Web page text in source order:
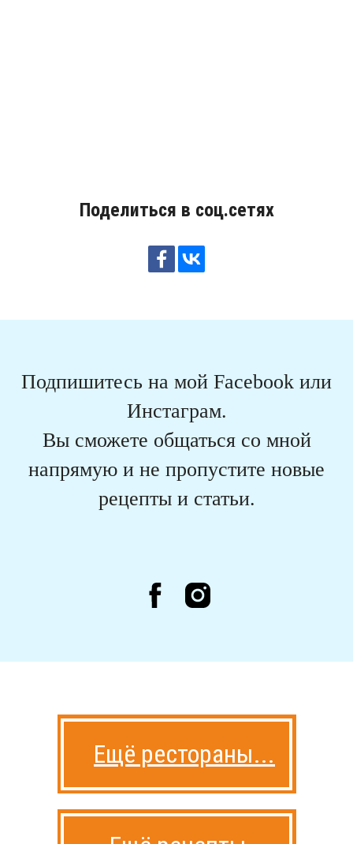
Поделиться в соц.сетях
Подпишитесь на мой Facebook или
Инстаграм.
Вы сможете общаться со мной
напрямую и не пропустите новые
рецепты и статьи.
Ещё рестораны...